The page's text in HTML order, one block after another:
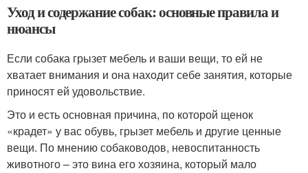
Уход и содержание собак: основные правила и
нюансы
Если собака грызет мебель и ваши вещи, то ей не
хватает внимания и она находит себе занятия, которые
приносят ей удовольствие.
Это и есть основная причина, по которой щенок
«крадет» у вас обувь, грызет мебель и другие ценные
вещи. По мнению собаководов, невоспитанность
животного – это вина его хозяина, который мало